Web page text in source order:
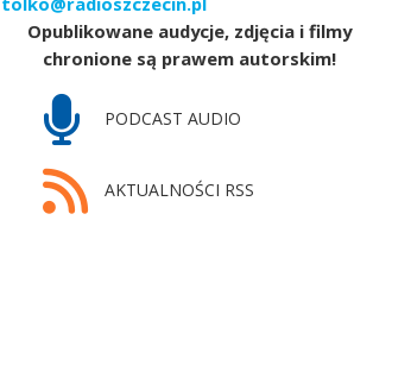
Opublikowane audycje, zdjęcia i filmy
chronione są prawem autorskim!
PODCAST AUDIO
AKTUALNOŚCI RSS